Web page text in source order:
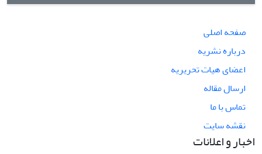
صفحه اصلی
درباره نشریه
اعضای هیات تحریریه
ارسال مقاله
تماس با ما
نقشه سایت
اخبار و اعلانات